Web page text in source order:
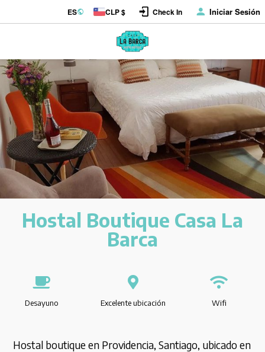
ES CLP $ Check In Iniciar Sesión
Hostal Boutique Casa La
Barca
Desayuno Excelente ubicación Wifi
Hostal boutique en Providencia, Santiago, ubicado en